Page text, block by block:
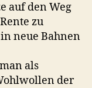
auf den Weg
zu
neue Bahnen
als
der